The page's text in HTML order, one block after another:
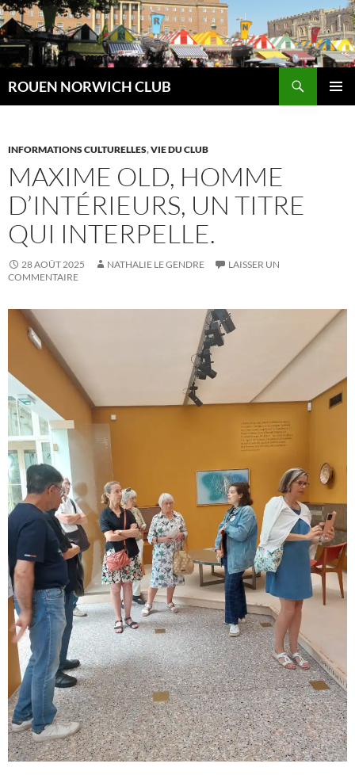
Aller
au
contenu
ROUEN NORWICH CLUB
INFORMATIONS CULTURELLES,VIE DU CLUB
MAXIME OLD, HOMME
D’INTÉRIEURS, UN TITRE
QUI INTERPELLE.
28 AOÛT 2025 NATHALIE LE GENDRE
LAISSER UN
COMMENTAIRE